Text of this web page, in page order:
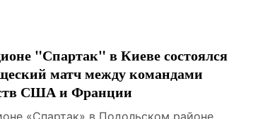
"Спартак" в Киеве состоялся
матч между командами
США и Франции